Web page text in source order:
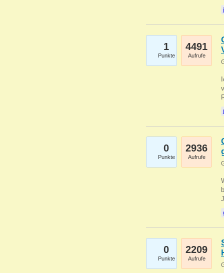
1
Punkte
4491
Aufrufe
0
Punkte
2936
Aufrufe
0
Punkte
2209
Aufrufe